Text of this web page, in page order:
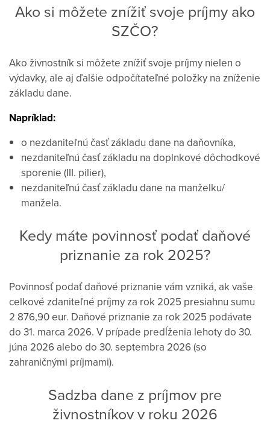
Ako si môžete znížiť svoje príjmy ako
SZČO?
Ako živnostník si môžete znížiť svoje príjmy nielen o
výdavky, ale aj ďalšie odpočítateľné položky na zníženie
základu dane.
Napríklad:
o nezdaniteľnú časť základu dane na daňovníka,
nezdaniteľnú časť základu na doplnkové dôchodkové
sporenie (III. pilier),
nezdaniteľnú časť základu dane na manželku/
manžela.
Kedy máte povinnosť podať daňové
priznanie za rok 2025?
Povinnosť podať daňové priznanie vám vzniká, ak vaše
celkové zdaniteľné príjmy za rok 2025 presiahnu sumu
2 876,90 eur. Daňové priznanie za rok 2025 podávate
do 31. marca 2026. V prípade predĺženia lehoty do 30.
júna 2026 alebo do 30. septembra 2026 (so
zahraničnými príjmami).
Sadzba dane z príjmov pre
živnostníkov v roku 2026